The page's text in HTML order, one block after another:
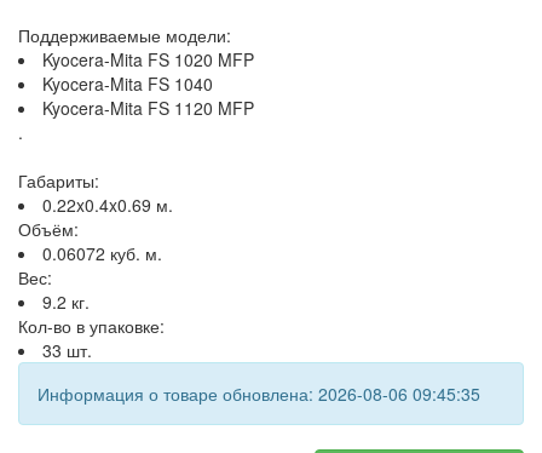
Поддерживаемые модели:
Kyocera-Mita FS 1020 MFP
Kyocera-Mita FS 1040
Kyocera-Mita FS 1120 MFP
.
Габариты:
0.22x0.4x0.69 м.
Объём:
0.06072 куб. м.
Вес:
9.2 кг.
Кол-во в упаковке:
33 шт.
Информация о товаре обновлена: 2026-08-06 09:45:35